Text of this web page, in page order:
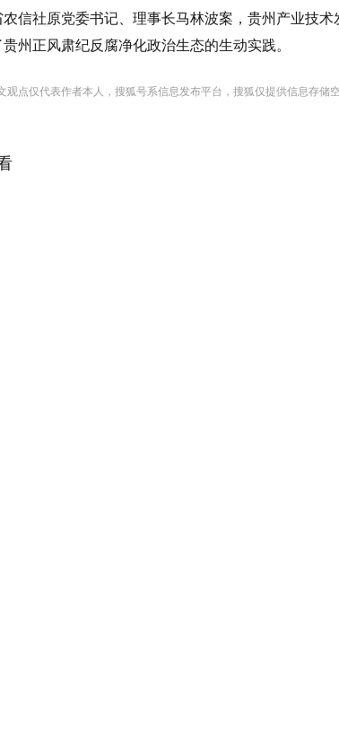
农信社原党委书记、理事长马林波案，贵州产业技
州正风肃纪反腐净化政治生态的生动实践。
观点仅代表作者本人，搜狐号系信息发布平台，搜狐仅提供信息存储空